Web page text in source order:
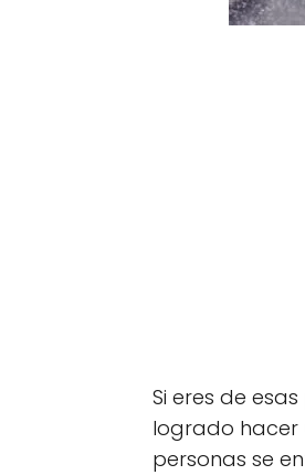
Si eres de
logrado hacer
personas se